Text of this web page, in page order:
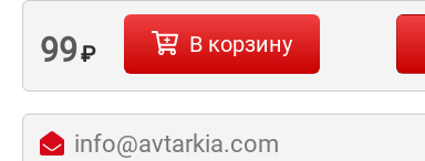
99₽ В корзину
info@avtarkia.com